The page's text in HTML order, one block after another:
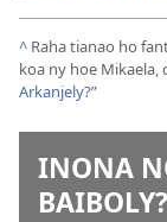
^ Raha tianao ho
koa ny hoe Mikaela,
Arkanjely?”
INONA
BAIBOLY?